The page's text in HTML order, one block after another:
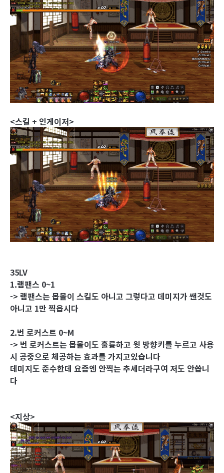
<스킬 + 인게이저>
35LV
1.램팬스 0~1
-> 램팬스는 몹몰이 스킬도 아니고 그렇다고 데미지가 쌘것도
아니고 1만 찍읍시다
2.번 로커스트 0~M
-> 번 로커스트는 몹몰이도 훌륭하고 윗 방향키를 누르고 사용
시 공중으로 체공하는 효과를 가지고있습니다
데미지도 준수한데 요즘엔 안찍는 추세더라구여 저도 안씁니
다
<지상>